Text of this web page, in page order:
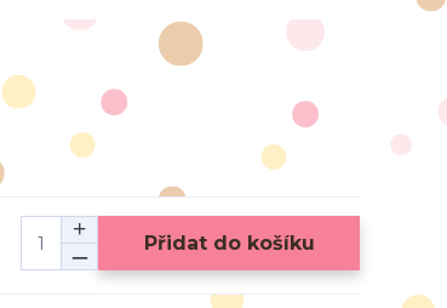
Přidat do košíku